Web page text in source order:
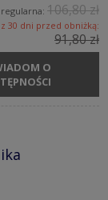
regularna: 106,80 zł
30 dni przed obniżką:
91,80 zł
O